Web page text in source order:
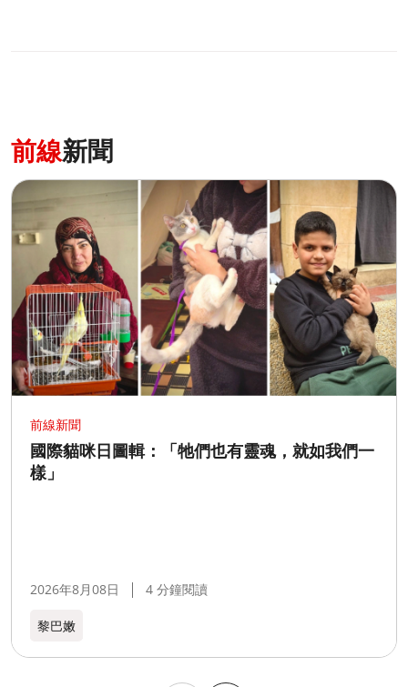
前線新聞
前線新聞
國際貓咪日圖輯：「牠們也有靈魂，就如我們一
樣」
2026年8月08日 4 分鐘閱讀
黎巴嫩​